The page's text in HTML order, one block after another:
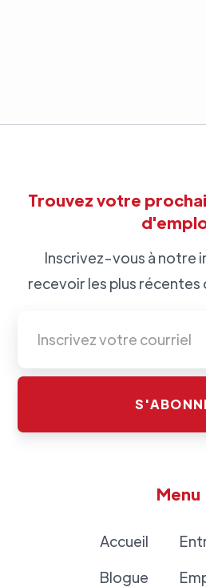
Trouvez votre
Inscrivez-vous à notre
recevoir les plus
Menu
Accueil
Blogue